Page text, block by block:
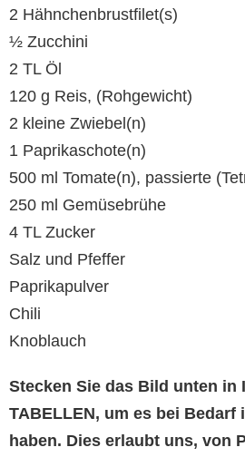
2 Hähnchenbrustfilet(s)
½ Zucchini
2 TL Öl
120 g Reis, (Rohgewicht)
2 kleine Zwiebel(n)
1 Paprikaschote(n)
500 ml Tomate(n), passierte
250 ml Gemüsebrühe
4 TL Zucker
Salz und Pfeffer
Paprikapulver
Chili
Knoblauch
Stecken Sie das Bild unten in
TABELLEN, um es bei Bedarf
haben. Dies erlaubt uns, von